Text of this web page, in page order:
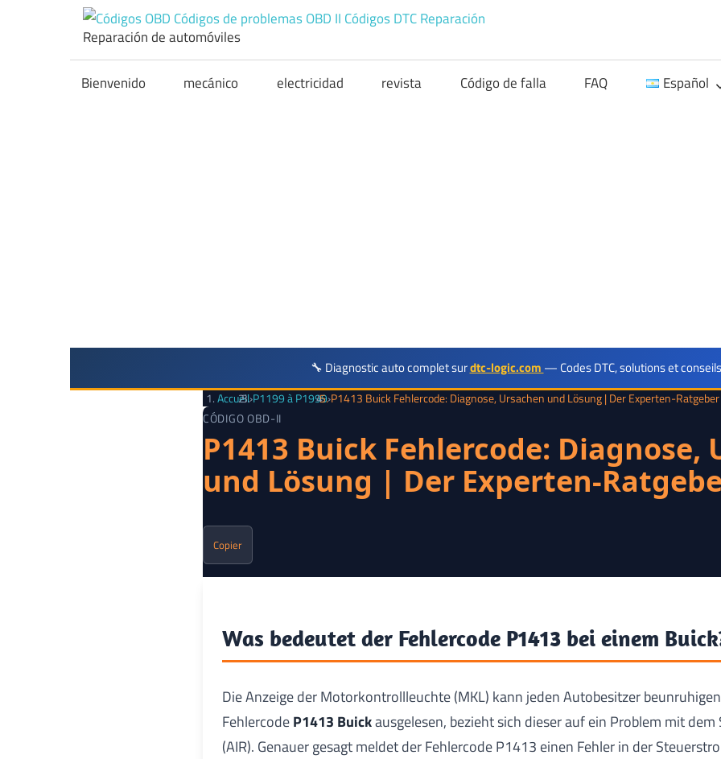
Skip
content
OBD
Códigos
Reparación
Reparación de automóviles
Bienvenido mecánico electricidad revista Código de falla FAQ Español
🔧 Diagnostic auto complet surdtc-logic.com — Codes DTC, solutions et
Accueil›P1199 à P1999›P1413 Buick Fehlercode: Diagnose, Ursachen und Lösung | Der Experten-Ratgeber
CÓDIGO OBD-II
P1413 Buick Fehlercode: Diagnose,
und Lösung | Der Experten-
Copier
Was bedeutet der Fehlercode P1413 bei einem
Die Anzeige der Motorkontrollleuchte (MKL) kann jeden Autobesitzer
FehlercodeP1413 Buickausgelesen, bezieht sich dieser auf ein Problem mit
(AIR). Genauer gesagt meldet der Fehlercode P1413 einen Fehler in der